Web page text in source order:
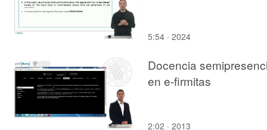
5:54 · 2024
Docencia
en e-firmitas
2:02 · 2013